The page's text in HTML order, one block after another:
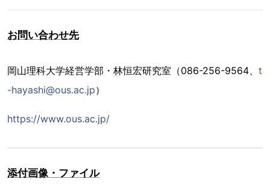
お問い合わせ先
岡山理科大学経営学部・林恒宏研究室（086-256-9564、 t
-hayashi@ous.ac.jp）
https://www.ous.ac.jp/
添付画像・ファイル